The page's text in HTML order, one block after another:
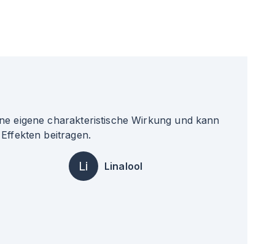
eigene charakteristische Wirkung und kann
beitragen.
Li Linalool